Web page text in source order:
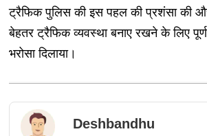
ट्रैफिक पुलिस की इस पहल की प्रशंसा की
बेहतर ट्रैफिक व्यवस्था बनाए रखने के लिए
भरोसा दिलाया।
Deshbandhu